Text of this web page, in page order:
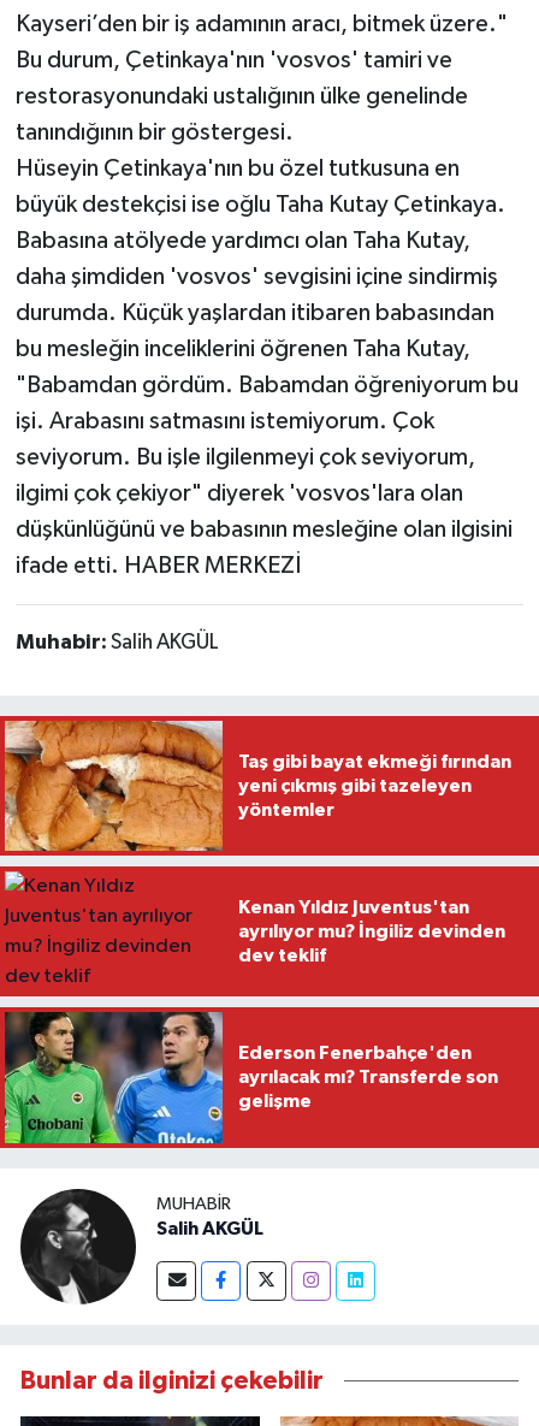
Kayseri’den bir iş adamının aracı, bitmek üzere."
Bu durum, Çetinkaya'nın 'vosvos' tamiri ve
restorasyonundaki ustalığının ülke genelinde
tanındığının bir göstergesi.
Hüseyin Çetinkaya'nın bu özel tutkusuna en
büyük destekçisi ise oğlu Taha Kutay Çetinkaya.
Babasına atölyede yardımcı olan Taha Kutay,
daha şimdiden 'vosvos' sevgisini içine sindirmiş
durumda. Küçük yaşlardan itibaren babasından
bu mesleğin inceliklerini öğrenen Taha Kutay,
"Babamdan gördüm. Babamdan öğreniyorum bu
işi. Arabasını satmasını istemiyorum. Çok
seviyorum. Bu işle ilgilenmeyi çok seviyorum,
ilgimi çok çekiyor" diyerek 'vosvos'lara olan
düşkünlüğünü ve babasının mesleğine olan ilgisini
ifade etti. HABER MERKEZİ
Muhabir: Salih AKGÜL
Taş gibi bayat ekmeği fırından
yeni çıkmış gibi tazeleyen
yöntemler
Kenan Yıldız Juventus'tan
ayrılıyor mu? İngiliz devinden
dev teklif
Ederson Fenerbahçe'den
ayrılacak mı? Transferde son
gelişme
MUHABIR
Salih AKGÜL
Bunlar da ilginizi çekebilir